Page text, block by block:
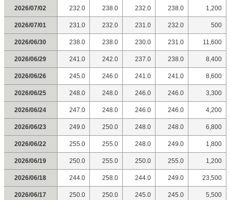
2026/07/02 232.0 238.0 232.0 238.0 1,200
2026/07/01 231.0 232.0 231.0 232.0 500
2026/06/30 238.0 238.0 230.0 231.0 11,600
2026/06/29 241.0 242.0 237.0 238.0 8,400
2026/06/26 245.0 246.0 241.0 241.0 8,600
2026/06/25 248.0 248.0 246.0 246.0 3,300
2026/06/24 247.0 248.0 246.0 246.0 4,200
2026/06/23 249.0 250.0 248.0 248.0 6,800
2026/06/22 255.0 255.0 248.0 249.0 1,800
2026/06/19 250.0 255.0 250.0 255.0 1,200
2026/06/18 244.0 258.0 244.0 249.0 23,500
2026/06/17 250.0 250.0 245.0 245.0 5,500